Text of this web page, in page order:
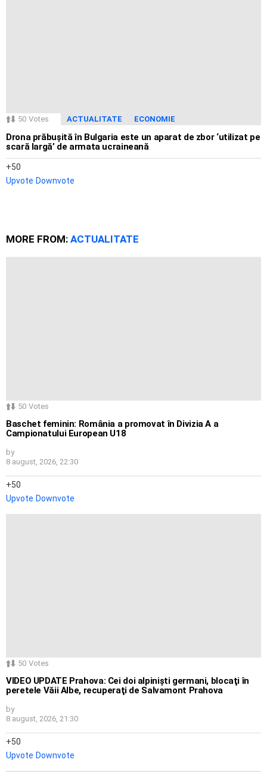
50 Votes ACTUALITATE ECONOMIE
Drona prăbușită în Bulgaria este un aparat de zbor ‘utilizat pe
scară largă’ de armata ucraineană
50
Upvote Downvote
MORE FROM: ACTUALITATE
50 Votes
Baschet feminin: România a promovat în Divizia A a
Campionatului European U18
by
8 august, 2026, 22:30
50
Upvote Downvote
50 Votes
VIDEO UPDATE Prahova: Cei doi alpinişti germani, blocaţi în
peretele Văii Albe, recuperaţi de Salvamont Prahova
by
8 august, 2026, 21:30
50
Upvote Downvote